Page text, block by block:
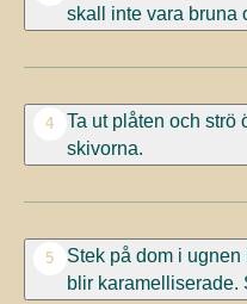
skall inte vara bruna
4
Ta ut plåten och strö
skivorna.
5
Stek på dom i
blir karamelliserade.